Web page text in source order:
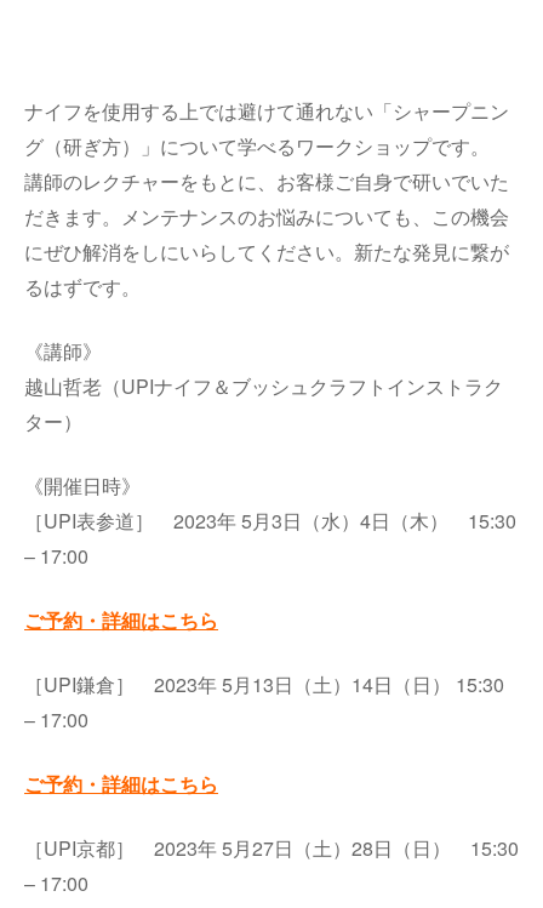
ナイフを使用する上では避けて通れない「シャープニン
グ（研ぎ方）」について学べるワークショップです。
講師のレクチャーをもとに、お客様ご自身で研いでいた
だきます。メンテナンスのお悩みについても、この機会
にぜひ解消をしにいらしてください。新たな発見に繋が
るはずです。
《講師》
越山哲老（UPIナイフ＆ブッシュクラフトインストラク
ター）
《開催日時》
［UPI表参道］ 2023年 5月3日（水）4日（木） 15:30
– 17:00
ご予約・詳細はこちら
［UPI鎌倉］ 2023年 5月13日（土）14日（日） 15:30
– 17:00
ご予約・詳細はこちら
［UPI京都］ 2023年 5月27日（土）28日（日） 15:30
– 17:00